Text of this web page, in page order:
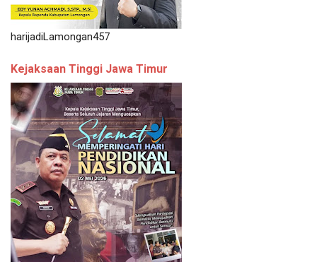
harijadiLamongan457
Kejaksaan Tinggi Jawa Timur